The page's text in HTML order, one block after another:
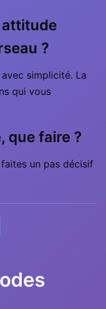
attitude
?
simplicité. La
qui vous
que faire ?
un pas décisif